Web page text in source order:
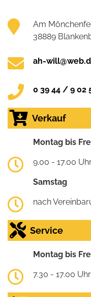
Am
38889
ah-
0 39 44 / 9 02
Verkauf
Montag bis
9.00 - 17.00
Samstag
nach
Service
Montag bis
7.30 - 17.00 Uhr